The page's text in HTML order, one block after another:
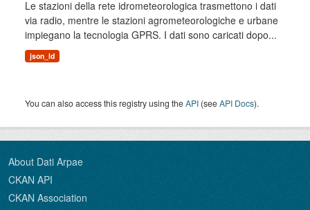
Le stazioni della rete idrometeorologica trasmettono i dati
via radio, mentre le stazioni agrometeorologiche e urbane
impiegano la tecnologia GPRS. I dati sono caricati dopo...
json_ld
You can also access this registry using theAPI (seeAPI Docs).
About Dati Arpae
CKAN API
CKAN Association